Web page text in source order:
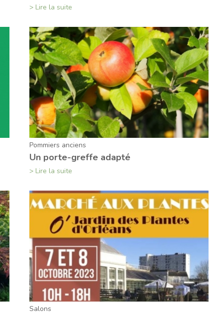
> Lire la suite
Pommiers anciens
Un porte-greffe adapté
> Lire la suite
Salons